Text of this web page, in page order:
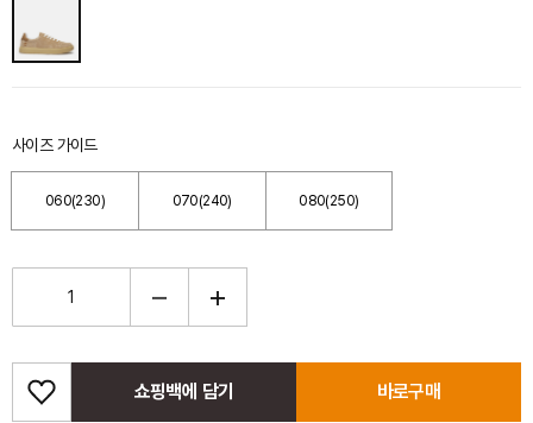
사이즈 가이드
060(230) 070(240) 080(250)
쇼핑백에 담기 바로구매